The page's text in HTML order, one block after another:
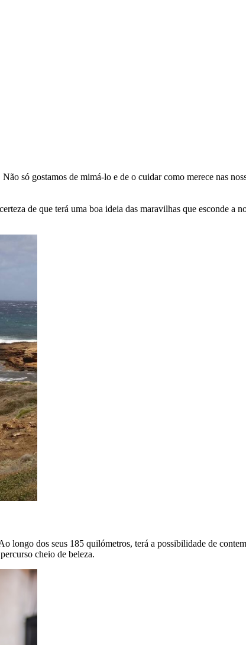
só gostamos de mimá-lo e de o cuidar como merece nas
de que terá uma boa ideia das maravilhas que esconde a
longo dos seus 185 quilómetros, terá a possibilidade de
cheio de beleza.